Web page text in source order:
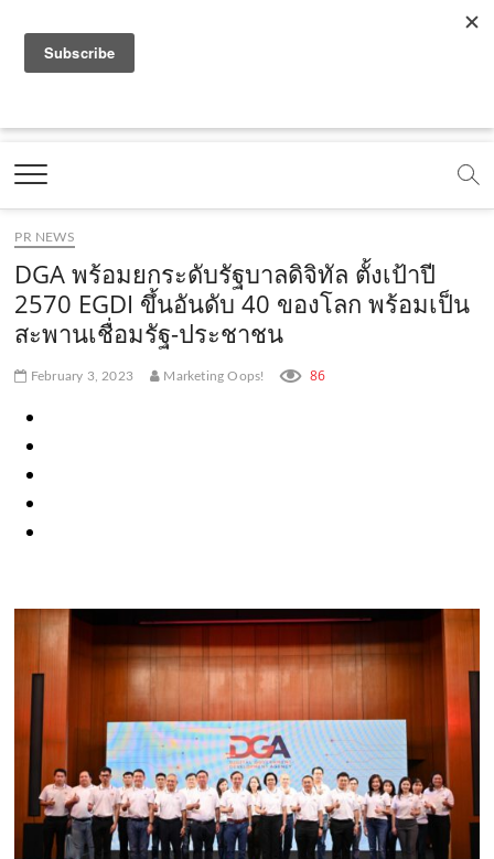
a
e
b
o
o
k
.
c
o
t
b
.
c
o
.
o
e
m
t
g
a
m
.
t
k
c
o
m
Marketing Oops!
DIGITAL | CREATIVE | ADVERTISING | CAMPAIGN |
PR NEWS
DGA พร้อมยกระดับรัฐบาลดิจิทัล ตั้งเป้าปี
2570 EGDI ขึ้นอันดับ 40 ของโลก พร้อมเป็น
สะพานเชื่อมรัฐ-ประชาชน
February 3, 2023 Marketing Oops! 86